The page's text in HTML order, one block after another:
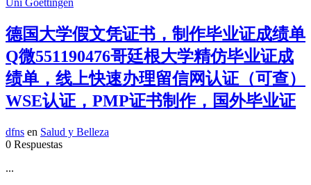
德国大学假文凭证书，制作毕业证成绩单
Q微551190476哥廷根大学精仿毕业证成
绩单，线上快速办理留信网认证（可查）
WSE认证，PMP证书制作，国外毕业证
dfns en Salud y Belleza
0 Respuestas
...